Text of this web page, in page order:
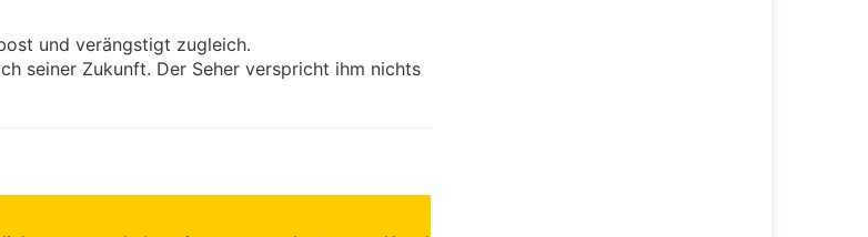
und verängstigt zugleich.
seiner Zukunft. Der Seher verspricht ihm nichts